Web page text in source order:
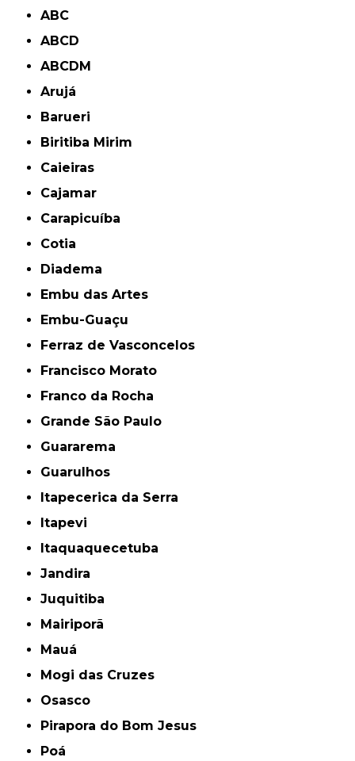
ABC
ABCD
ABCDM
Arujá
Barueri
Biritiba Mirim
Caieiras
Cajamar
Carapicuíba
Cotia
Diadema
Embu das Artes
Embu-Guaçu
Ferraz de Vasconcelos
Francisco Morato
Franco da Rocha
Grande São Paulo
Guararema
Guarulhos
Itapecerica da Serra
Itapevi
Itaquaquecetuba
Jandira
Juquitiba
Mairiporã
Mauá
Mogi das Cruzes
Osasco
Pirapora do Bom Jesus
Poá